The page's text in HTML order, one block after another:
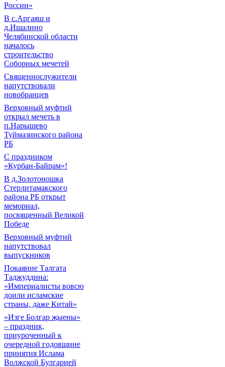
России»
В с.Аргаяш и
д.Ишалино
Челябинской области
началось
строительство
Соборных мечетей
Священнослужители
напутствовали
новобранцев
Верховный муфтий
открыл мечеть в
п.Нарышево
Туймазинского района
РБ
С праздником
«Курбан-Байрам»!
В д.Золотоношка
Стерлитамакского
района РБ открыт
мемориал,
посвященный Великой
Победе
Верховный муфтий
напутствовал
выпускников
Покаяние Талгата
Таджуддина:
«Империалисты вовсю
доили исламские
страны, даже Китай»
«Изге Болгар җыены»
– праздник,
приуроченный к
очередной годовщине
принятия Ислама
Волжской Булгарией